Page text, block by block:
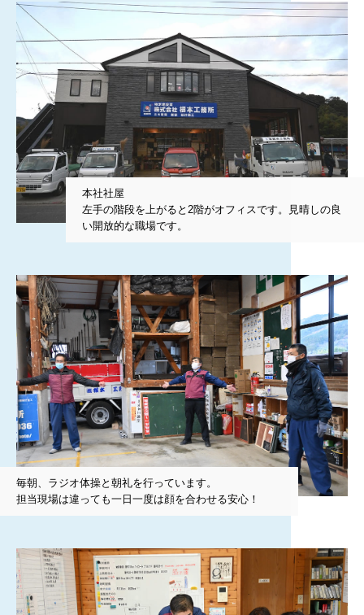
本社社屋
左手の階段を上がると2階がオフィスです。見晴しの良
い開放的な職場です。
毎朝、ラジオ体操と朝礼を行っています。
担当現場は違っても一日一度は顔を合わせる安心！